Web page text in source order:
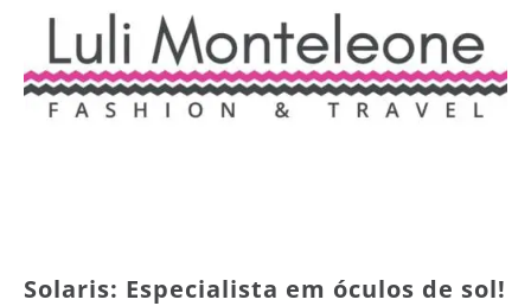
Solaris: Especialista em óculos de sol!